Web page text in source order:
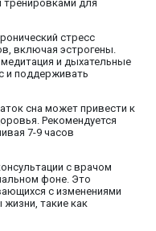
тренировками для
стресс
включая эстрогены.
и дыхательные
и поддерживать
сна может привести к
Рекомендуется
7-9 часов
с врачом
фоне. Это
с изменениями
такие как